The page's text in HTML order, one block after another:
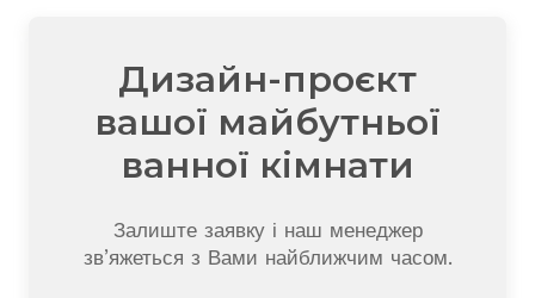
Дизайн-проєкт
вашої майбутньої
ванної кімнати
Залиште заявку і наш менеджер
зв’яжеться з Вами найближчим часом.